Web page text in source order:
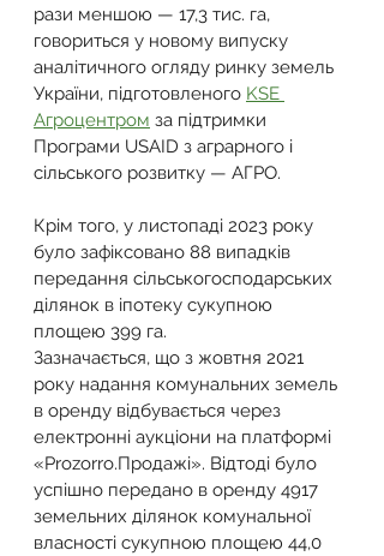
рази меншою — 17,3 тис. га,
говориться у новому випуску
аналітичного огляду ринку земель
України, підготовленого KSE
Агроцентром за підтримки
Програми USAID з аграрного і
сільського розвитку — АГРО.
Крім того, у листопаді 2023 року
було зафіксовано 88 випадків
передання сільськогосподарських
ділянок в іпотеку сукупною
площею 399 га.
Зазначається, що з жовтня 2021
року надання комунальних земель
в оренду відбувається через
електронні аукціони на платформі
«Prozorro.Продажі». Відтоді було
успішно передано в оренду 4917
земельних ділянок комунальної
власності сукупною площею 44,0